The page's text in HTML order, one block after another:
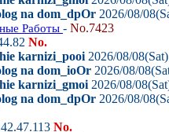
na dom_dpOr 2026/08/
Работы - No.7423
No.
karnizi_pooi 2026/08/
na dom_ioOr 2026/08/
karnizi_gmoi 2026/08/
na dom_dpOr 2026/08/
No.